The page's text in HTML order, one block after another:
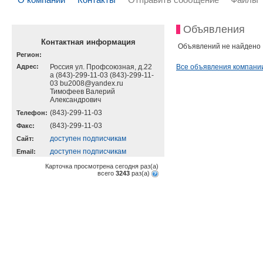
Контактная информация
Регион:
Адрес:
Россия ул. Профсоюзная, д.22
а (843)-299-11-03 (843)-299-11-
03 bu2008@yandex.ru
Тимофеев Валерий
Александрович
Телефон: (843)-299-11-03
Факс: (843)-299-11-03
Cайт: доступен подписчикам
Email: доступен подписчикам
Карточка просмотрена сегодня раз(a)
всего 3243 раз(a)
Объявления
Объявлений не найдено
Все объявления